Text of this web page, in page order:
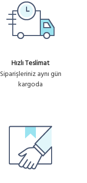
Hızlı Teslimat
Siparişleriniz aynı gün
kargoda